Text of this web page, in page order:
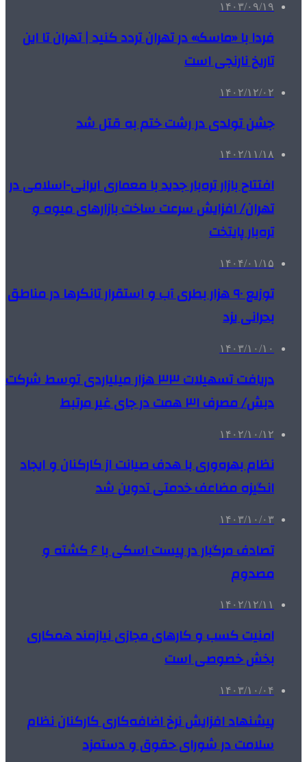
۱۴۰۳/۰۹/۱۹
فردا با «ماسک» در تهران تردد کنید | تهران تا این
تاریخ نارنجی است
۱۴۰۲/۱۲/۰۲
جشن تولدی در رشت ختم به قتل شد
۱۴۰۲/۱۱/۱۸
افتتاح بازار تره‌بار جدید با معماری ایرانی-اسلامی در
تهران/ افزایش سرعت ساخت بازارهای میوه و
تره‌بار پایتخت
۱۴۰۴/۰۱/۱۵
توزیع ۹۰ هزار بطری آب و استقرار تانکرها در مناطق
بحرانی یزد
۱۴۰۳/۱۰/۱۰
دریافت تسهیلات ۳۳ هزار میلیاردی توسط شرکت
دبش/ مصرف ۳۱ همت در جای غیر مرتبط
۱۴۰۲/۱۰/۱۲
نظام بهره‌وری با هدف صیانت از کارکنان و ایجاد
انگیزه مضاعف خدمتی تدوین شد
۱۴۰۳/۱۰/۰۳
تصادف مرگبار در پیست اسکی با ۶ کشته و
مصدوم
۱۴۰۲/۱۲/۱۱
امنیت کسب‌ و کارهای مجازی نیازمند همکاری
بخش خصوصی است
۱۴۰۳/۱۰/۰۴
پیشنهاد افزایش نرخ اضافه‌کاری کارکنان نظام
سلامت در شورای حقوق و دستمزد